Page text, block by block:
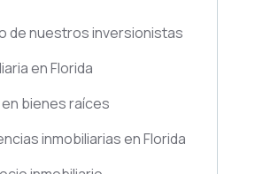
de nuestros inversionistas
en Florida
bienes raíces
inmobiliarias en Florida